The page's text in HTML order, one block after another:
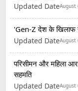
Updated DateAugust
'Gen-Z देश के खिलाफ
Updated DateAugust
परिसीमन और महिला
सहमति
Updated DateAugust